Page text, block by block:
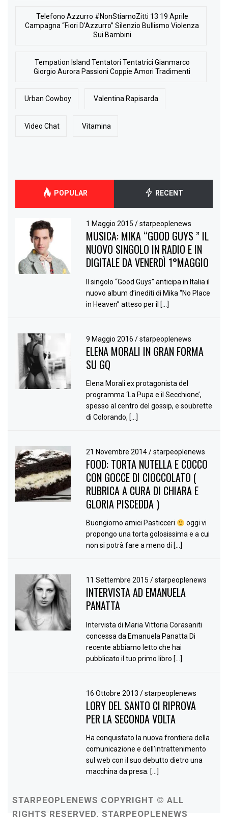
Telefono Azzurro #NonStiamoZitti 13 19 Aprile
Campagna “Fiori D’Azzurro” Silenzio Bullismo Violenza
Sui Bambini
Tempation Island Tentatori Tentatrici Gianmarco
Giorgio Aurora Passioni Coppie Amori Tradimenti
Urban Cowboy Valentina Rapisarda
Video Chat Vitamina
POPULAR RECENT
1 Maggio 2015/ starpeoplenews
MUSICA: MIKA “GOOD GUYS ” IL
NUOVO SINGOLO IN RADIO E IN
DIGITALE DA VENERDÌ 1°MAGGIO
Il singolo “Good Guys” anticipa in Italia il
nuovo album d’inediti di Mika “No Place
in Heaven” atteso per il […]
9 Maggio 2016/ starpeoplenews
ELENA MORALI IN GRAN FORMA
SU GQ
Elena Morali ex protagonista del
programma ‘La Pupa e il Secchione’,
spesso al centro del gossip, e soubrette
di Colorando, […]
21 Novembre 2014/ starpeoplenews
FOOD: TORTA NUTELLA E COCCO
CON GOCCE DI CIOCCOLATO (
RUBRICA A CURA DI CHIARA E
GLORIA PISCEDDA )
Buongiorno amici Pasticceri
oggi vi
propongo una torta golosissima e a cui
non si potrà fare a meno di […]
11 Settembre 2015/ starpeoplenews
INTERVISTA AD EMANUELA
PANATTA
Intervista di Maria Vittoria Corasaniti
concessa da Emanuela Panatta Di
recente abbiamo letto che hai
pubblicato il tuo primo libro […]
16 Ottobre 2013/ starpeoplenews
LORY DEL SANTO CI RIPROVA
PER LA SECONDA VOLTA
Ha conquistato la nuova frontiera della
comunicazione e dell’intrattenimento
sul web con il suo debutto dietro una
macchina da presa. […]
STARPEOPLENEWS COPYRIGHT © ALL
RIGHTS RESERVED. STARPEOPLENEWS